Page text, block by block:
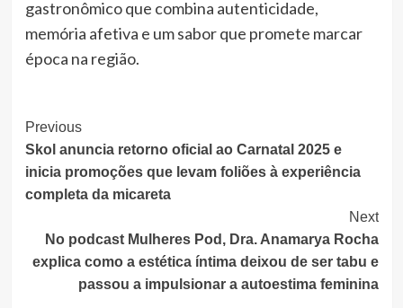
gastronômico que combina autenticidade,
memória afetiva e um sabor que promete marcar
época na região.
Post
Navigation
Previous
Skol anuncia retorno oficial ao Carnatal 2025 e
inicia promoções que levam foliões à experiência
completa da micareta
Next
No podcast Mulheres Pod, Dra. Anamarya Rocha
explica como a estética íntima deixou de ser tabu e
passou a impulsionar a autoestima feminina